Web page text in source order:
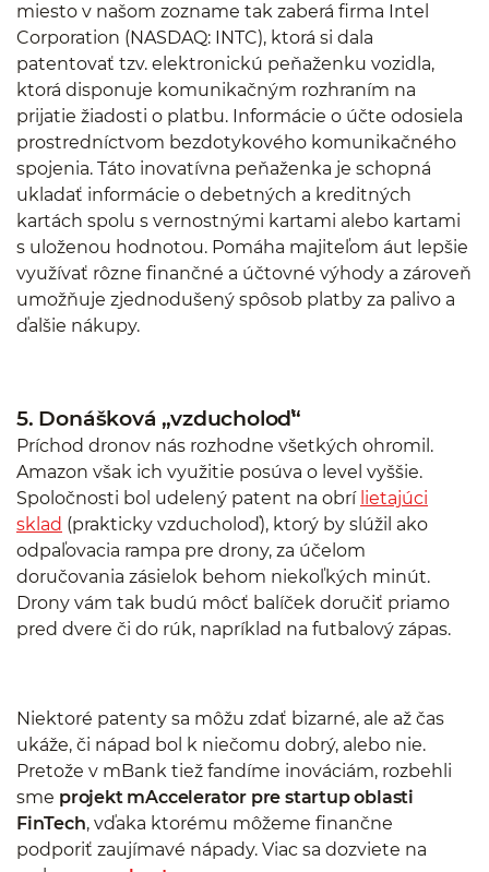
miesto v našom zozname tak zaberá firma Intel
Corporation (NASDAQ: INTC), ktorá si dala
patentovať tzv. elektronickú peňaženku vozidla,
ktorá disponuje komunikačným rozhraním na
prijatie žiadosti o platbu. Informácie o účte odosiela
prostredníctvom bezdotykového komunikačného
spojenia. Táto inovatívna peňaženka je schopná
ukladať informácie o debetných a kreditných
kartách spolu s vernostnými kartami alebo kartami
s uloženou hodnotou. Pomáha majiteľom áut lepšie
využívať rôzne finančné a účtovné výhody a zároveň
umožňuje zjednodušený spôsob platby za palivo a
ďalšie nákupy.
5. Donášková „vzducholoď“
Príchod dronov nás rozhodne všetkých ohromil.
Amazon však ich využitie posúva o level vyššie.
Spoločnosti bol udelený patent na obrí lietajúci
sklad (prakticky vzducholoď), ktorý by slúžil ako
odpaľovacia rampa pre drony, za účelom
doručovania zásielok behom niekoľkých minút.
Drony vám tak budú môcť balíček doručiť priamo
pred dvere či do rúk, napríklad na futbalový zápas.
Niektoré patenty sa môžu zdať bizarné, ale až čas
ukáže, či nápad bol k niečomu dobrý, alebo nie.
Pretože v mBank tiež fandíme inováciám, rozbehli
sme projekt mAccelerator pre startup oblasti
FinTech, vďaka ktorému môžeme finančne
podporiť zaujímavé nápady. Viac sa dozviete na